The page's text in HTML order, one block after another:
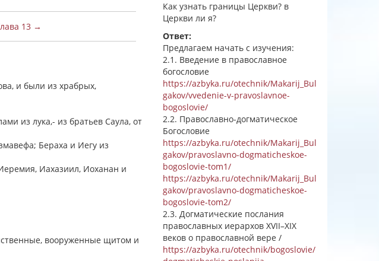
13 →
и были из храбрых,
из лука,- из братьев Саула, от
Бераха и Иегу из
Иахазиил, Иоханан и
вооруженные щитом и
Как узнать границы Церкви? в
Церкви ли я?
Ответ:
Предлагаем начать с изучения:
2.1. Введение в православное
богословие
https://azbyka.ru/otechnik/Makarij_Bul
gakov/vvedenie-v-pravoslavnoe-
bogoslovie/
2.2. Православно-догматическое
Богословие
https://azbyka.ru/otechnik/Makarij_Bul
gakov/pravoslavno-dogmaticheskoe-
bogoslovie-tom1/
https://azbyka.ru/otechnik/Makarij_Bul
gakov/pravoslavno-dogmaticheskoe-
bogoslovie-tom2/
2.3. Догматические послания
православных иерархов XVII–XIX
веков о православной вере /
https://azbyka.ru/otechnik/bogoslovie/